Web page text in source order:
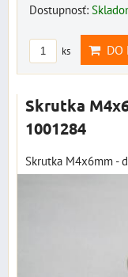
Dostupnosť:
ks DO
Skrutka
1001284
Skrutka M4x6mm -